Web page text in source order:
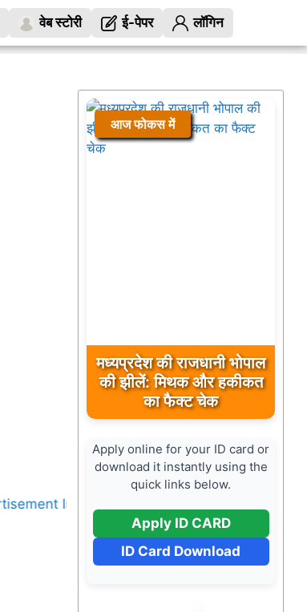
वेब स्टोरी ई-पेपर लॉगिन
आज फोकस में
मध्यप्रदेश की राजधानी भोपाल
की झीलें: मिथक और हकीकत
का फैक्ट चेक
Apply online for your ID card or
download it instantly using the
quick links below.
Apply ID CARD
ID Card Download